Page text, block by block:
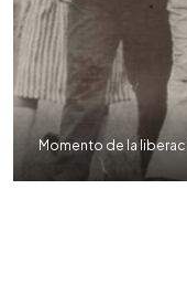
Momento de la